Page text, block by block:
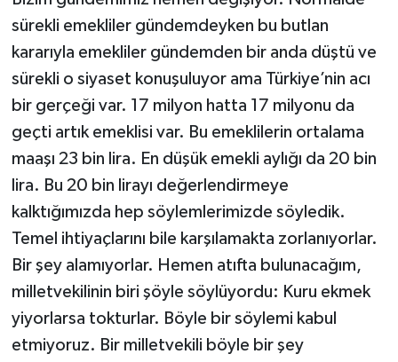
sürekli emekliler gündemdeyken bu butlan
kararıyla emekliler gündemden bir anda düştü ve
sürekli o siyaset konuşuluyor ama Türkiye’nin acı
bir gerçeği var. 17 milyon hatta 17 milyonu da
geçti artık emeklisi var. Bu emeklilerin ortalama
maaşı 23 bin lira. En düşük emekli aylığı da 20 bin
lira. Bu 20 bin lirayı değerlendirmeye
kalktığımızda hep söylemlerimizde söyledik.
Temel ihtiyaçlarını bile karşılamakta zorlanıyorlar.
Bir şey alamıyorlar. Hemen atıfta bulunacağım,
milletvekilinin biri şöyle söylüyordu: Kuru ekmek
yiyorlarsa tokturlar. Böyle bir söylemi kabul
etmiyoruz. Bir milletvekili böyle bir şey